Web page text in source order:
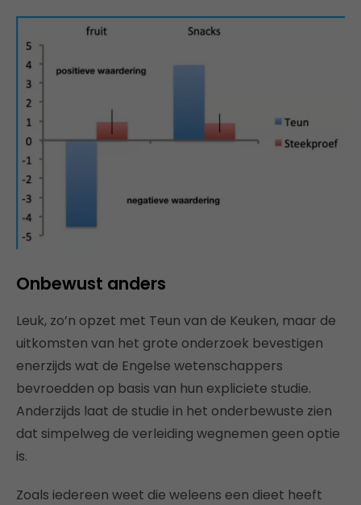
Onbewust anders
Leuk, zo’n opzet met Teun van de Keuken, maar de
uitkomsten van het grote onderzoek bevestigen
enerzijds wat de Engelse wetenschappers
bevroedden op basis van hun expliciete studie.
Anderzijds laat de studie in het onderbewuste zien
dat simpelweg de verleiding wegnemen geen optie
is.
Zoals iedereen weet die weleens een dieet heeft